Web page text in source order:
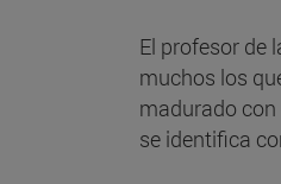
El profesor de
muchos los
madurado
se identifica